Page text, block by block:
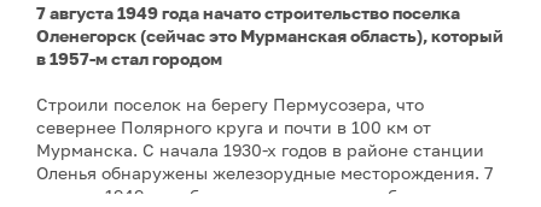
7 августа 1949 года начато строительство поселка
Оленегорск (сейчас это Мурманская область), который
в 1957-м стал городом
Строили поселок на берегу Пермусозера, что
севернее Полярного круга и почти в 100 км от
Мурманска. С начала 1930-х годов в районе станции
Оленья обнаружены железорудные месторождения. 7
августа 1949 года были начаты горные работы и